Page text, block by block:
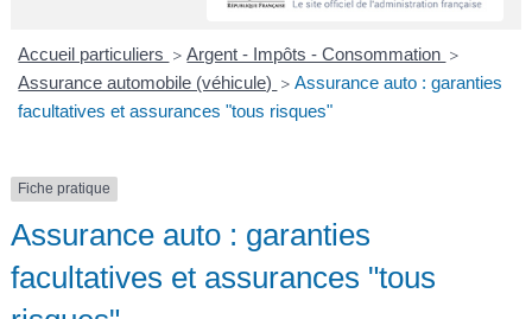
R
Accueil particuliers > Argent - Impôts - Consommation >
Assurance automobile (véhicule) > Assurance auto : garanties
facultatives et assurances "tous risques"
Fiche pratique
Assurance auto : garanties
facultatives et assurances "tous